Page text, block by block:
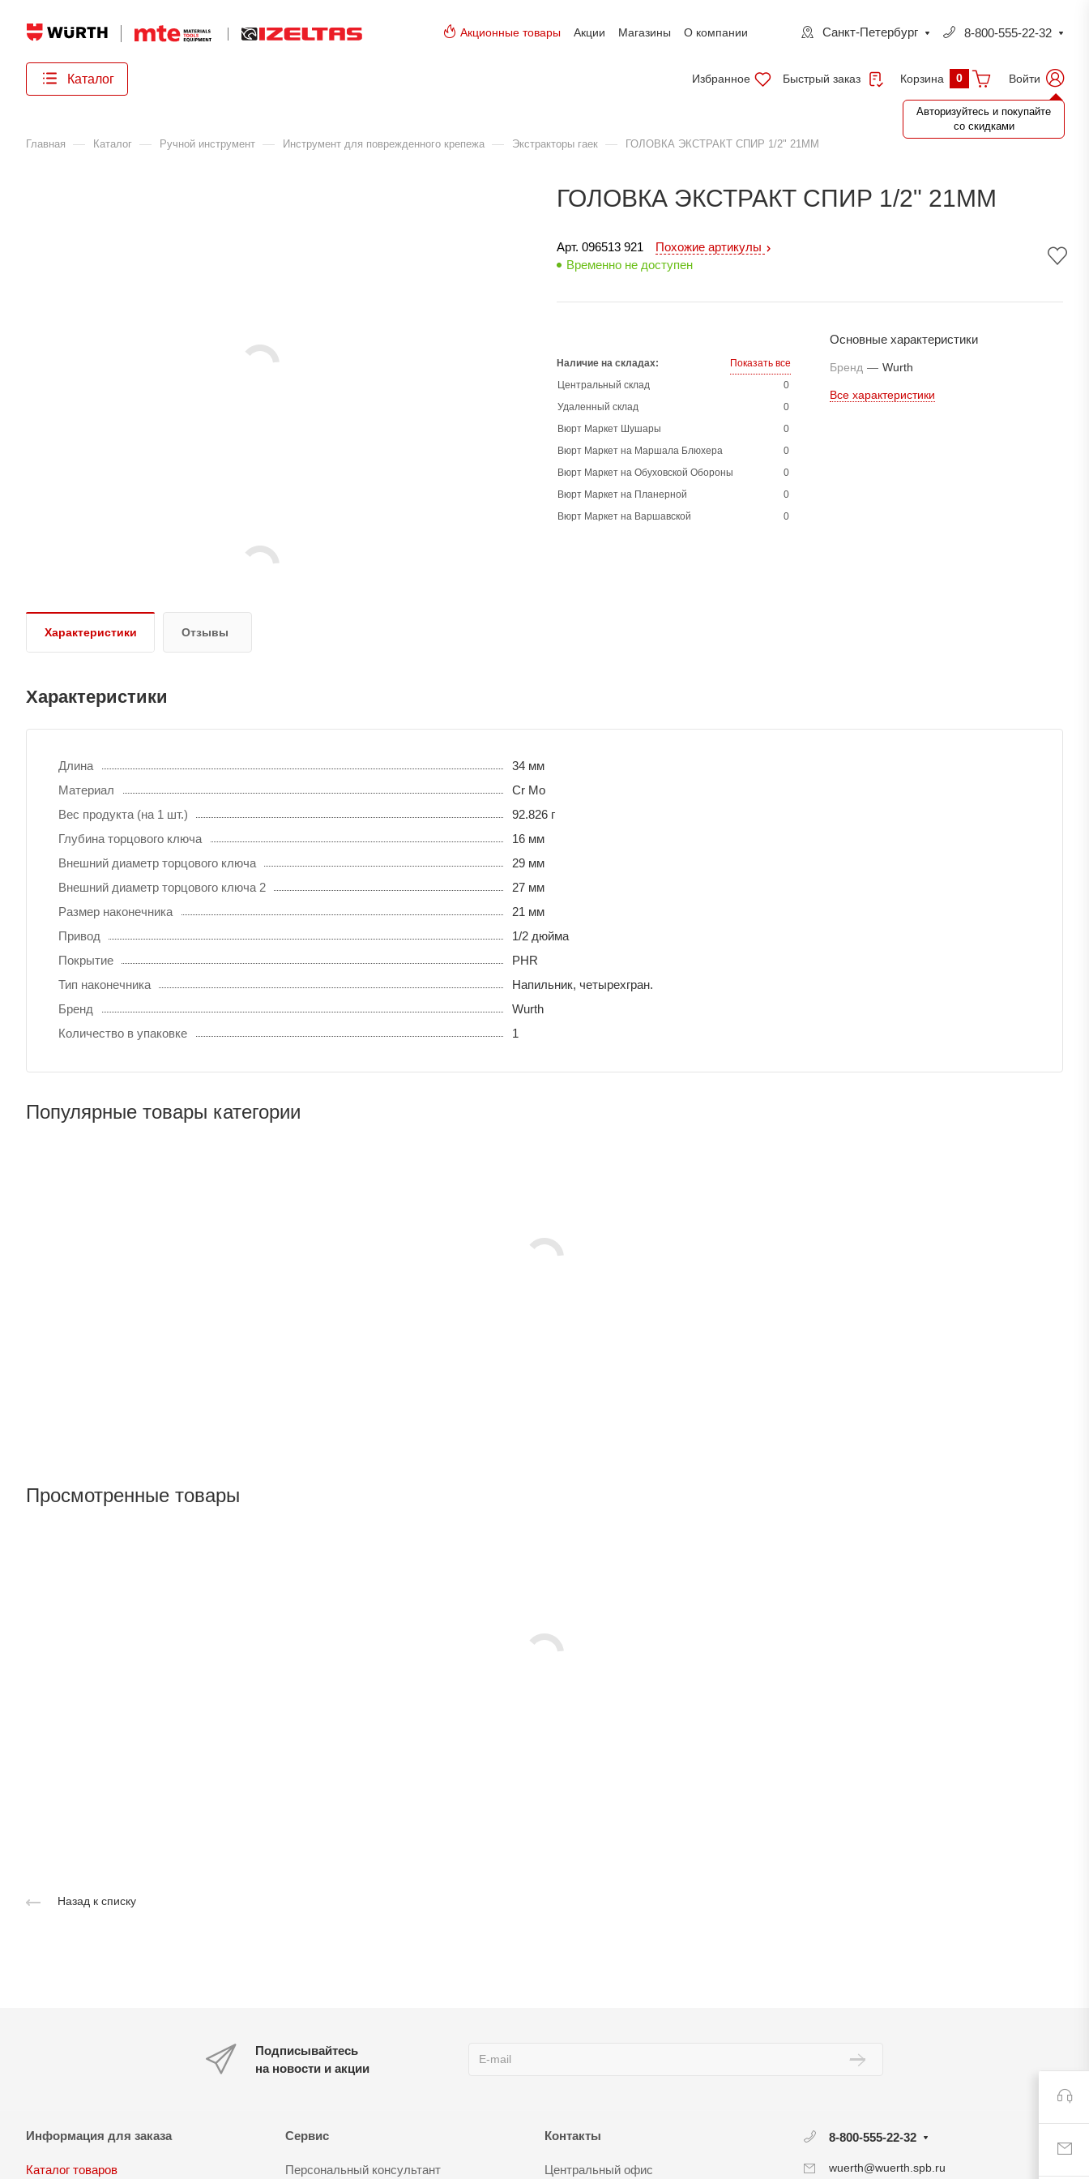
Акционные товары Акции Магазины О компании Санкт-Петербург 8-800-555-22-32
Каталог Избранное Быстрый заказ Корзина 0 Войти
Авторизуйтесь и покупайте
со скидками
Главная
— Каталог — Ручной инструмент — Инструмент для поврежденного крепежа — Экстракторы гаек — ГОЛОВКА ЭКСТРАКТ СПИР 1/2" 21ММ
ГОЛОВКА ЭКСТРАКТ СПИР 1/2" 21ММ
Арт. 096513 921
Похожие артикулы
Временно не доступен
Наличие на складах:
Показать все
Центральный склад
0
Удаленный склад
0
Вюрт Маркет Шушары
0
Вюрт Маркет на Маршала Блюхера
0
Вюрт Маркет на Обуховской Обороны
0
Вюрт Маркет на Планерной
0
Вюрт Маркет на Варшавской
0
Основные характеристики
Бренд — Wurth
Все характеристики
Характеристики Отзывы
Характеристики
Длина
34 мм
Материал
Cr Mo
Вес продукта (на 1 шт.)
92.826 г
Глубина торцового ключа
16 мм
Внешний диаметр торцового ключа
29 мм
Внешний диаметр торцового ключа 2
27 мм
Размер наконечника
21 мм
Привод
1/2 дюйма
Покрытие
PHR
Тип наконечника
Напильник, четырехгран.
Бренд
Wurth
Количество в упаковке
1
Популярные товары категории
Просмотренные товары
Назад к списку
Подписывайтесь
на новости и акции
Информация для заказа
Каталог товаров
Сервис
Персональный консультант
Контакты
Центральный офис
8-800-555-22-32
wuerth@wuerth.spb.ru